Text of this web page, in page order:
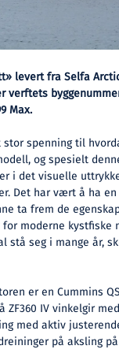
levert fra Selfa
verftets
Max.
spenning til
og spesielt
i det visuelle
Det har vært å ha
ta frem de
moderne kystfiske
stå seg i mange år,
er en Cummins
ZF360 IV vinkelgir
med aktiv
på aksling på